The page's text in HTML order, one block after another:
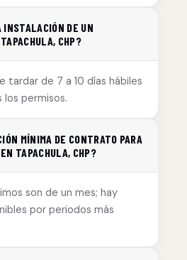
DE UN
CHP?
tardar de 7 a 10 días hábiles
permisos.
MÍNIMA DE CONTRATO PARA
TAPACHULA, CHP?
son de un mes; hay
por periodos más